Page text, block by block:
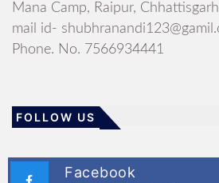
Mana Camp, Raipur, Chhattisgarh
mail id-
Phone. No. 7566934441
FOLLOW US
Facebook